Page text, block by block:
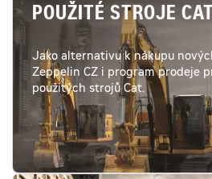
POUŽITÉ STROJE CAT
Jako alternativu k nákupu
Zeppelin CZ i program prodeje
použitých strojů Cat.